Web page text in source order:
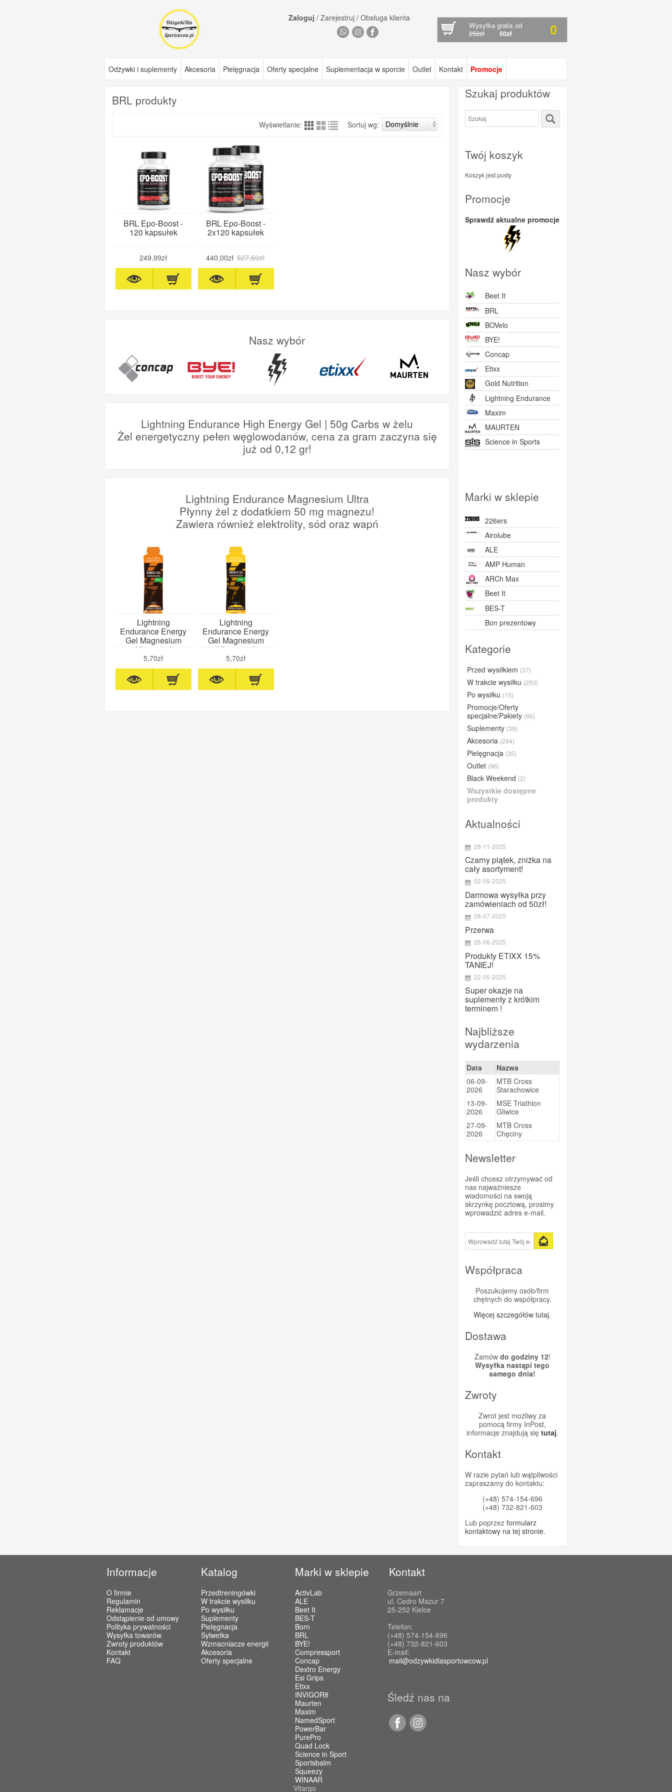
Zaloguj /Zarejestruj /Obsługa klienta
Wysyłka gratis od
250zł 50zł 0
Odżywki i suplementy Akcesoria Pielęgnacja Oferty specjalne Suplementacja w sporcie Outlet Kontakt Promocje
BRL produkty
Sortuj wg:
Wyświetlanie:
BRL Epo-Boost -
120 kapsułek
249,99zł
BRL Epo-Boost -
2x120 kapsułek
440,00zł 527,59zł
Nasz wybór
Lightning Endurance High Energy Gel | 50g Carbs w żelu
Żel energetyczny pełen węglowodanów, cena za gram zaczyna się
już od 0,12 gr!
Lightning Endurance Magnesium Ultra
Płynny żel z dodatkiem 50 mg magnezu!
Zawiera również elektrolity, sód oraz wapń
Lightning
Endurance Energy
Gel Magnesium
Ultra 60ml
(pomarańcza)
5,70zł
Lightning
Endurance Energy
Gel Magnesium
Ultra 60 ml
(tropikalny)
5,70zł
Szukaj produktów
Twój koszyk
Koszyk jest pusty
Promocje
Sprawdź aktualne promocje
Nasz wybór
Beet It
BRL
BOVelo
BYE!
Concap
Etixx
Gold Nutrition
Lightning Endurance
Maxim
MAURTEN
Science in Sports
Marki w sklepie
226ers
Airolube
ALE
AMP Human
ARCh Max
Beet It
BES-T
Bon prezentowy
BOVelo
BRL
BUFF®
BYE
Close the gap
Compressport
Concap
CyclOn
Dextro Energy
ESI Grips
Etixx
Gold Nutrition
Lazer
Lightning Endurance
MarshGuard
MAURTEN
Maxim
Megmeister
Mountaindrop
NamedSport
OTE
Pearl Izumi
PowerBar
Prox
Puromedica
QM SPORTS CARE
Ravemen
Shimano
Sportsbalm
Taste of Nature
Trezado
Trivio
Vitargo
WINAAR
Xendurance
Kategorie
Przed wysiłkiem (37)
W trakcie wysiłku (253)
Po wysiłku (15)
Promocje/Oferty
specjalne/Pakiety (66)
Suplementy (39)
Akcesoria (244)
Pielęgnacja (35)
Outlet (96)
Black Weekend (2)
Wszystkie dostępne
produkty
Aktualności
28-11-2025
Czarny piątek, zniżka na
cały asortyment!
02-09-2025
Darmowa wysyłka przy
zamówieniach od 50zł!
28-07-2025
Przerwa
26-06-2025
Produkty ETIXX 15%
TANIEJ!
22-05-2025
Super okazje na
suplementy z krótkim
terminem !
Najbliższe
wydarzenia
Data
Nazwa
06-09-
2026
MTB Cross
Starachowice
13-09-
2026
MSE Triathlon
Gliwice
27-09-
2026
MTB Cross
Chęciny
Newsletter
Jeśli chcesz otrzymywać od
nas najważniesze
wiadomości na swoją
skrzynkę pocztową, prosimy
wprowadzić adres e-mail.
Współpraca
Poszukujemy osób/firm
chętnych do współpracy.
Więcej szczegółów tutaj.
Dostawa
Zamów do godziny 12!
Wysyłka nastąpi tego
samego dnia!
Zwroty
Zwrot jest możliwy za
pomocą firmy InPost,
informacje znajdują się tutaj.
Kontakt
W razie pytań lub wątpliwości
zapraszamy do kontaktu:
(+48) 574-154-696
(+48) 732-821-603
Lub poprzez formularz
kontaktowy na tej stronie.
Informacje
O firmie
Regulamin
Reklamacje
Odstąpienie od umowy
Polityka prywatności
Wysyłka towarów
Zwroty produktów
Kontakt
FAQ
Katalog
Przedtreningówki
W trakcie wysiłku
Po wysiłku
Suplementy
Pielęgnacja
Sylwetka
Wzmacniacze energii
Akcesoria
Oferty specjalne
Marki w sklepie
ActivLab
ALE
Beet It
BES-T
Born
BRL
BYE!
Compressport
Concap
Dextro Energy
Esi Grips
Etixx
INVIGOR8
Maurten
Maxim
NamedSport
PowerBar
PurePro
Quad Lock
Science in Sport
Sportsbalm
Squeezy
WINAAR
Vitargo
Kontakt
Grzemaart
ul. Cedro Mazur 7
25-252 Kielce
Telefon:
(+48) 574-154-696
(+48) 732-821-603
E-mail:
mail@odzywkidlasportowcow.pl
Śledź nas na